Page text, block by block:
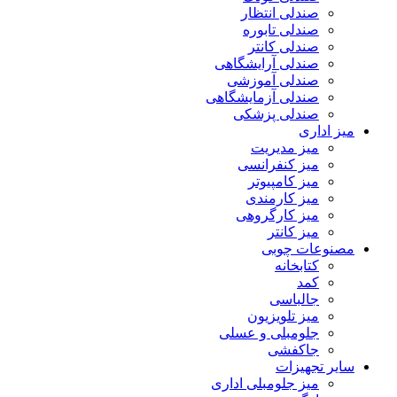
صندلی انتظار
صندلی تابوره
صندلی کانتر
صندلی آرایشگاهی
صندلی آموزشی
صندلی آزمایشگاهی
صندلی پزشکی
میز اداری
میز مدیریت
میز کنفرانسی
میز کامپیوتر
میز کارمندی
میز کارگروهی
میز کانتر
مصنوعات چوبی
کتابخانه
کمد
جالباسی
میز تلویزیون
جلومبلی و عسلی
جاکفشی
سایر تجهیزات
میز جلومبلی اداری